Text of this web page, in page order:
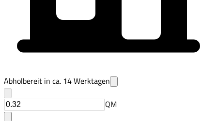
Abholbereit in ca. 14Werktagen
QM